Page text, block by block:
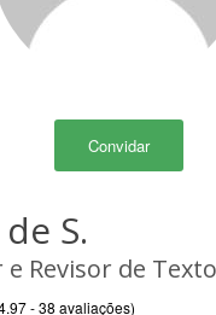
Convidar
S.
Revisor de
- 38 avaliações)